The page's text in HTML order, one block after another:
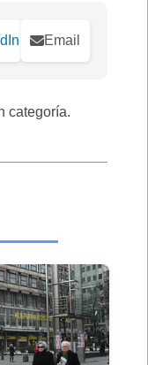
Email
categoría.